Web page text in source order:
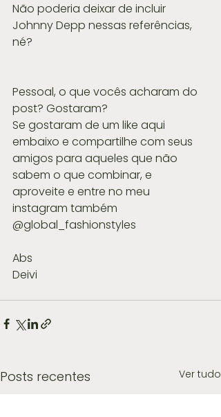
Não poderia deixar de incluir
Johnny Depp nessas referências,
né?
Pessoal, o que vocês acharam do
post? Gostaram?
Se gostaram de um like aqui
embaixo e compartilhe com seus
amigos para aqueles que não
sabem o que combinar, e
aproveite e entre no meu
instagram também
@global_fashionstyles
Abs
Deivi
Posts recentes Ver tudo